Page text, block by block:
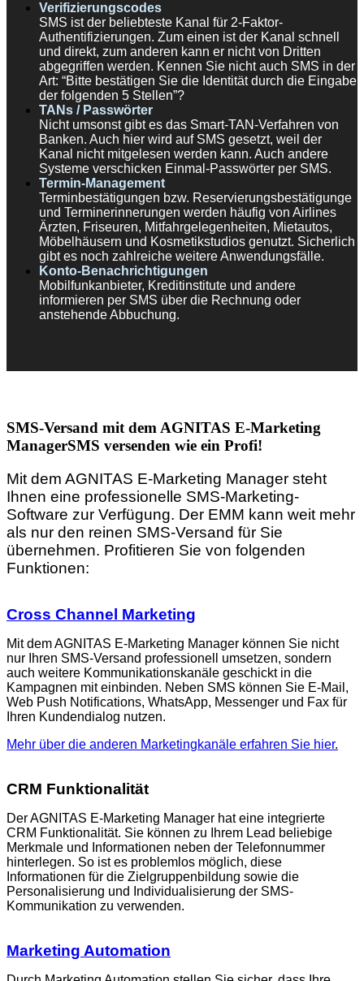
Verifizierungscodes
SMS ist der beliebteste Kanal für 2-Faktor-
Authentifizierungen. Zum einen ist der Kanal schnell
und direkt, zum anderen kann er nicht von Dritten
abgegriffen werden. Kennen Sie nicht auch SMS in der
Art: “Bitte bestätigen Sie die Identität durch die Eingabe
der folgenden 5 Stellen”?
TANs / Passwörter
Nicht umsonst gibt es das Smart-TAN-Verfahren von
Banken. Auch hier wird auf SMS gesetzt, weil der
Kanal nicht mitgelesen werden kann. Auch andere
Systeme verschicken Einmal-Passwörter per SMS.
Termin-Management
Terminbestätigungen bzw. Reservierungsbestätigunge
und Terminerinnerungen werden häufig von Airlines
Ärzten, Friseuren, Mitfahrgelegenheiten, Mietautos,
Möbelhäusern und Kosmetikstudios genutzt. Sicherlich
gibt es noch zahlreiche weitere Anwendungsfälle.
Konto-Benachrichtigungen
Mobilfunkanbieter, Kreditinstitute und andere
informieren per SMS über die Rechnung oder
anstehende Abbuchung.
SMS-Versand mit dem AGNITAS E-Marketing
ManagerSMS versenden wie ein Profi!
Mit dem AGNITAS E-Marketing Manager steht
Ihnen eine professionelle SMS-Marketing-
Software zur Verfügung. Der EMM kann weit mehr
als nur den reinen SMS-Versand für Sie
übernehmen. Profitieren Sie von folgenden
Funktionen:
Cross Channel Marketing
Mit dem AGNITAS E-Marketing Manager können Sie nicht
nur Ihren SMS-Versand professionell umsetzen, sondern
auch weitere Kommunikationskanäle geschickt in die
Kampagnen mit einbinden. Neben SMS können Sie E-Mail,
Web Push Notifications, WhatsApp, Messenger und Fax für
Ihren Kundendialog nutzen.
Mehr über die anderen Marketingkanäle erfahren Sie hier.
CRM Funktionalität
Der AGNITAS E-Marketing Manager hat eine integrierte
CRM Funktionalität. Sie können zu Ihrem Lead beliebige
Merkmale und Informationen neben der Telefonnummer
hinterlegen. So ist es problemlos möglich, diese
Informationen für die Zielgruppenbildung sowie die
Personalisierung und Individualisierung der SMS-
Kommunikation zu verwenden.
Marketing Automation